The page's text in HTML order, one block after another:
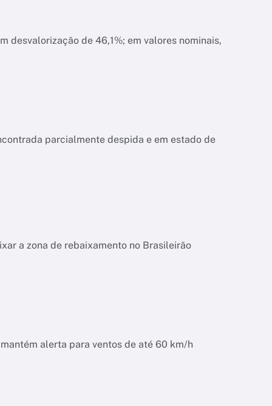
de 46,1%; em valores nominais,
parcialmente despida e em estado de
a zona de rebaixamento no Brasileirão
alerta para ventos de até 60 km/h